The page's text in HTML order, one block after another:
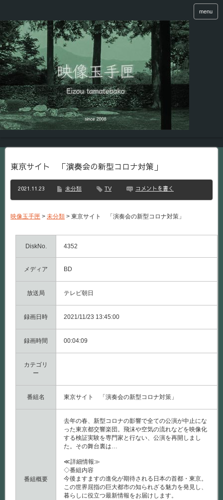
menu
東京サイト 「演奏会の新型コロナ対策」
2021.11.23 未分類 TV コメントを書く
映像玉手匣 > 未分類 > 東京サイト 「演奏会の新型コロナ対策」
DiskNo. 4352
メディア BD
放送局 テレビ朝日
録画日時 2021/11/23 13:45:00
録画時間 00:04:09
カテゴリ
ー
番組名 東京サイト 「演奏会の新型コロナ対策」
番組概要
去年の春、新型コロナの影響で全ての公演が中止にな
った東京都交響楽団。飛沫や空気の流れなどを映像化
する検証実験を専門家と行ない、公演を再開しまし
た。その舞台裏は…
≪詳細情報≫
◇番組内容
今後ますますの進化が期待される日本の首都・東京。
この世界屈指の巨大都市の知られざる魅力を発見し、
暮らしに役立つ最新情報をお届けします。